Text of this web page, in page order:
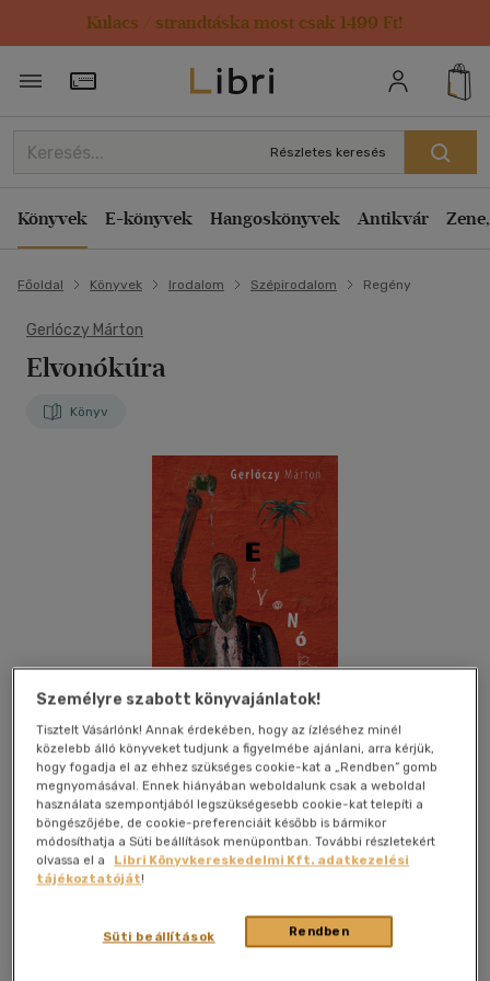
Kulacs / strandtáska most csak 1499 Ft!
Törzsvásárlói Kártya adatai
Részletes keresés
Könyvek E-könyvek Hangoskönyvek Antikvár
Főoldal Könyvek Irodalom Szépirodalom Regény
Gerlóczy Márton
Elvonókúra
Könyv
Kívánságlistához adom
Személyre szabott könyvajánlatok!
Tisztelt Vásárlónk! Annak érdekében, hogy az ízléséhez minél
közelebb álló könyveket tudjunk a figyelmébe ajánlani, arra kérjük,
hogy fogadja el az ehhez szükséges cookie-kat a „Rendben” gomb
megnyomásával. Ennek hiányában weboldalunk csak a weboldal
használata szempontjából legszükségesebb cookie-kat telepíti a
böngészőjébe, de cookie-preferenciáit később is bármikor
módosíthatja a Süti beállítások menüpontban. További részletekért
olvassa el a
Libri Könyvkereskedelmi Kft. adatkezelési
tájékoztatóját!
Rendben
Süti beállítások